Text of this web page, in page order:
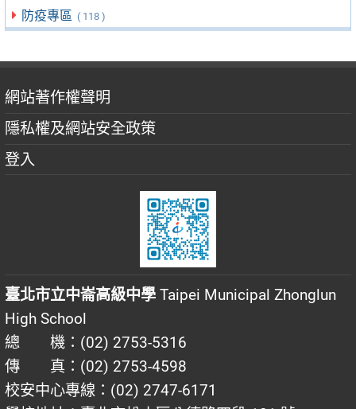
防疫專區 ( 118 )
網站著作權聲明
隱私權及網站安全政策
登入
臺北市立中崙高級中學 Taipei Municipal Zhonglun
High School
總 機：(02) 2753-5316
傳 真：(02) 2753-4598
校安中心專線：(02) 2747-6171